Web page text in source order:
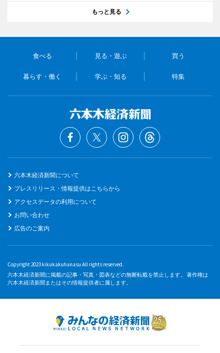
もっと見る
食べる 見る・遊ぶ 買う
暮らす・働く 学ぶ・知る 特集
六本木経済新聞について
プレスリリース・情報提供はこちらから
アクセスデータの利用について
お問い合わせ
広告のご案内
Copyright 2023 kikukakuhanasu All rights reserved.
六本木経済新聞に掲載の記事・写真・図表などの無断転載を禁止します。 著作権は
六本木経済新聞またはその情報提供者に属します。